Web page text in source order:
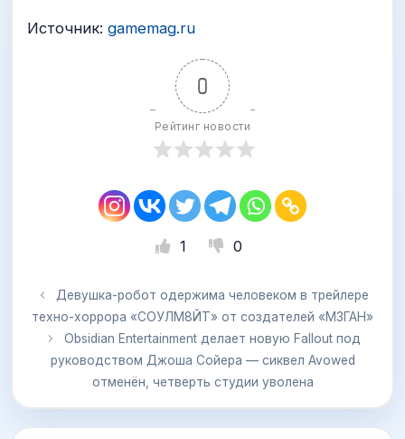
Источник: gamemag.ru
0
Рейтинг новости
1 0
Девушка-робот одержима человеком в трейлере
техно-хоррора «СОУЛМ8ЙТ» от создателей «М3ГАН»
Obsidian Entertainment делает новую Fallout под
руководством Джоша Сойера — сиквел Avowed
отменён, четверть студии уволена